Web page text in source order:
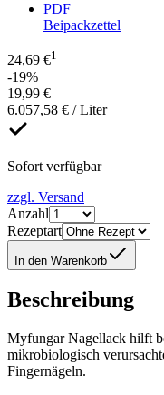
PDF
Beipackzettel
24,69 €1
-19%
19,99 €
6.057,58 € / Liter
Sofort verfügbar
zzgl. Versand
Anzahl
Rezeptart
In den Warenkorb
Beschreibung
Myfungar Nagellack hilft
mikrobiologisch
Fingernägeln.